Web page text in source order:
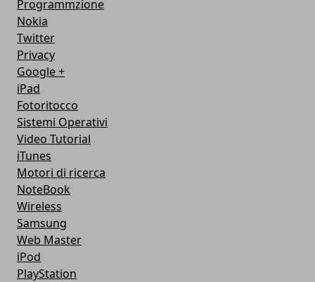
Programmzione
Nokia
Twitter
Privacy
Google +
iPad
Fotoritocco
Sistemi Operativi
Video Tutorial
iTunes
Motori di ricerca
NoteBook
Wireless
Samsung
Web Master
iPod
PlayStation